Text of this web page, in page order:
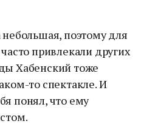
поэтому для
привлекали других
Хабенский тоже
то спектакле. И
понял, что ему